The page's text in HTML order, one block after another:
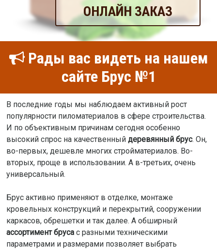
ОНЛАЙН ЗАКАЗ
Рады вас видеть на нашем
сайте Брус №1
В последние годы мы наблюдаем активный рост
популярности пиломатериалов в сфере строительства.
И по объективным причинам сегодня особенно
высокий спрос на качественный деревянный брус. Он,
во-первых, дешевле многих стройматериалов. Во-
вторых, проще в использовании. А в-третьих, очень
универсальный.
Брус активно применяют в отделке, монтаже
кровельных конструкций и перекрытий, сооружении
каркасов, обрешетки и так далее. А обширный
ассортимент брусас разными техническими
параметрами и размерами позволяет выбрать